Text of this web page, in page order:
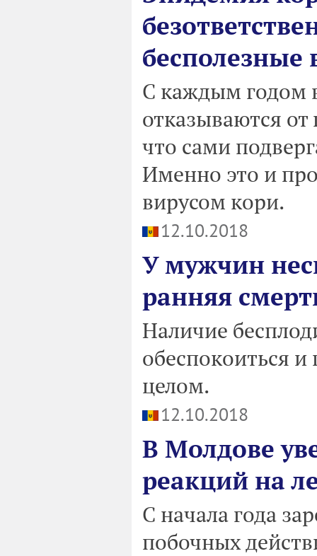
С каждым годом
отказываются
что сами
Именно это и
вирусом кори.
12.10.2018
У мужчин
ранняя
Наличие
обеспокоиться и
целом.
12.10.2018
В Молдове
реакций на
С начала года
побочных